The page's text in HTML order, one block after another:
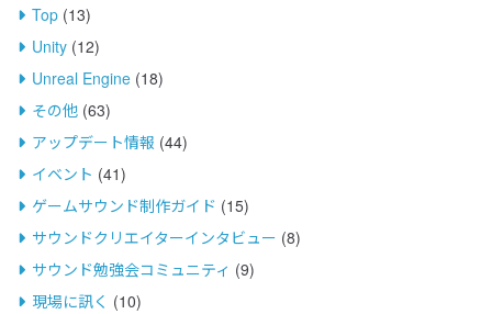
Top (13)
Unity (12)
Unreal Engine (18)
その他 (63)
アップデート情報 (44)
イベント (41)
ゲームサウンド制作ガイド (15)
サウンドクリエイターインタビュー (8)
サウンド勉強会コミュニティ (9)
現場に訊く (10)